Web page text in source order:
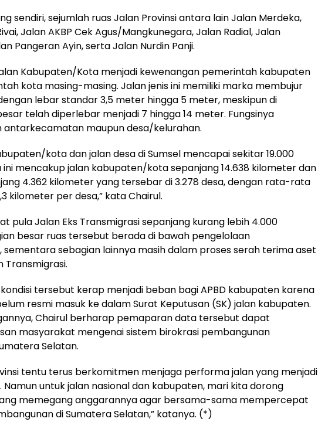
sendiri, sejumlah ruas Jalan Provinsi antara lain Jalan Merdeka,
Jalan AKBP Cek Agus/Mangkunegara, Jalan Radial, Jalan
Pangeran Ayin, serta Jalan Nurdin Panji.
Kabupaten/Kota menjadi kewenangan pemerintah kabupaten
kota masing-masing. Jalan jenis ini memiliki marka membujur
lebar standar 3,5 meter hingga 5 meter, meskipun di
telah diperlebar menjadi 7 hingga 14 meter. Fungsinya
antarkecamatan maupun desa/kelurahan.
kota dan jalan desa di Sumsel mencapai sekitar 19.000
ini mencakup jalan kabupaten/kota sepanjang 14.638 kilometer dan
4.362 kilometer yang tersebar di 3.278 desa, dengan rata-rata
kilometer per desa,” kata Chairul.
pula Jalan Eks Transmigrasi sepanjang kurang lebih 4.000
besar ruas tersebut berada di bawah pengelolaan
sebagian lainnya masih dalam proses serah terima aset
Transmigrasi.
tersebut kerap menjadi beban bagi APBD kabupaten karena
resmi masuk ke dalam Surat Keputusan (SK) jalan kabupaten.
Chairul berharap pemaparan data tersebut dapat
masyarakat mengenai sistem birokrasi pembangunan
Selatan.
tentu terus berkomitmen menjaga performa jalan yang menjadi
Namun untuk jalan nasional dan kabupaten, mari kita dorong
memegang anggarannya agar bersama-sama mempercepat
di Sumatera Selatan,” katanya. (*)